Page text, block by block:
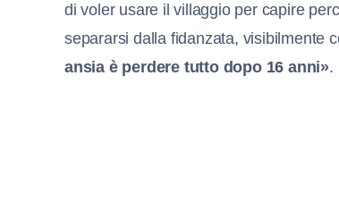
di voler usare il villaggio per capire
separarsi dalla fidanzata, visibilmente
ansia è perdere tutto dopo 16 anni».